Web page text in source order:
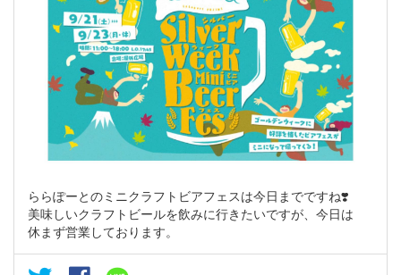
ららぽーとのミニクラフトビアフェスは今日までですね❣️
美味しいクラフトビールを飲みに行きたいですが、今日は
休まず営業しております。